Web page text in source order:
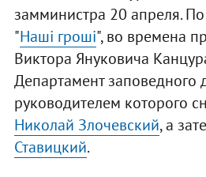
замминистра 20 апреля.
"Наші гроші", во времена
Виктора Януковича
Департамент заповедного
руководителем которого
Николай Злочевский, а
Ставицкий.